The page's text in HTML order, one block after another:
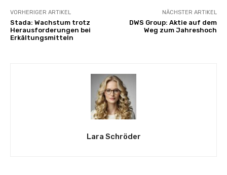
VORHERIGER ARTIKEL
Stada: Wachstum trotz
Herausforderungen bei
Erkältungsmitteln
NÄCHSTER ARTIKEL
DWS Group: Aktie auf dem
Weg zum Jahreshoch
Lara Schröder